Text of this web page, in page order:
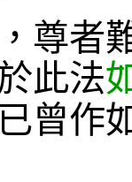
尊者
此法
曾作